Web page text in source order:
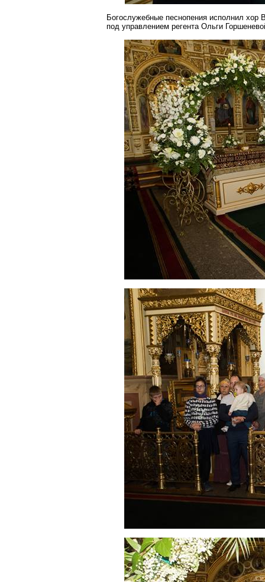
Богослужебные песнопения исполнил хор
под управлением регента Ольги